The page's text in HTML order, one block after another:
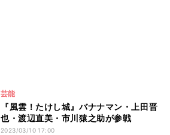
芸能
『風雲！たけし城』バナナマン・上田晋
也・渡辺直美・市川猿之助が参戦
2023/03/10 17:00